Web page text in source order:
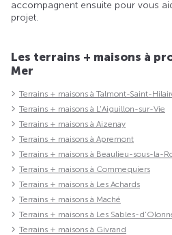
accompagnent ensuite pour vous
projet.
Les terrains + maisons à
Mer
Terrains + maisons à Talmont-Saint-
Terrains + maisons à L'Aiguillon-sur-Vie
Terrains + maisons à Aizenay
Terrains + maisons à Apremont
Terrains + maisons à Beaulieu-sous-la-
Terrains + maisons à Commequiers
Terrains + maisons à Les Achards
Terrains + maisons à Maché
Terrains + maisons à Les Sables-
Terrains + maisons à Givrand